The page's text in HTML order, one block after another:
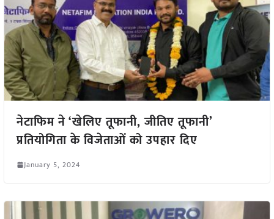
नेटाफिम ने ‘खेलिए तूफानी, जीतिए तूफानी’
प्रतियोगिता के विजेताओं को उपहार दिए
January 5, 2024